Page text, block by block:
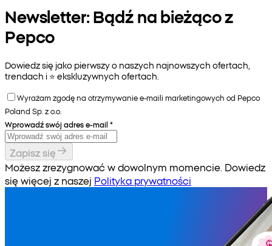
Newsletter: Bądź na bieżąco z
Pepco
Dowiedz się jako pierwszy o naszych najnowszych ofertach,
trendach i ⭐️ ekskluzywnych ofertach.
Wyrażam zgodę na otrzymywanie e-maili marketingowych od Pepco
Poland Sp. z o.o.
Wprowadź swój adres e-mail *
Zapisz się
Możesz zrezygnować w dowolnym momencie. Dowiedz
się więcej z naszej Polityka prywatności